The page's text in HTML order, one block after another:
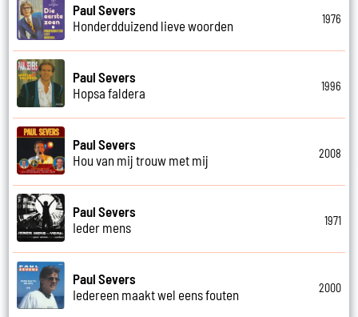
Paul Severs
Honderdduizend lieve woorden
1976
Paul Severs
Hopsa faldera
1996
Paul Severs
Hou van mij trouw met mij
2008
Paul Severs
Ieder mens
1971
Paul Severs
Iedereen maakt wel eens fouten
2000